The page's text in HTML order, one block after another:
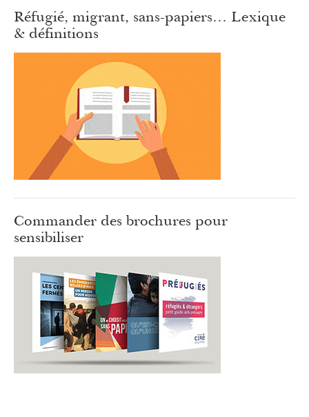
Réfugié, migrant, sans-papiers… Lexique
& définitions
Commander des brochures pour
sensibiliser